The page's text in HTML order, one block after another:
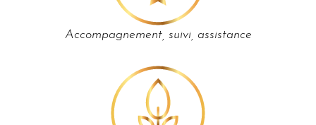
Accompagnement, suivi, assistance